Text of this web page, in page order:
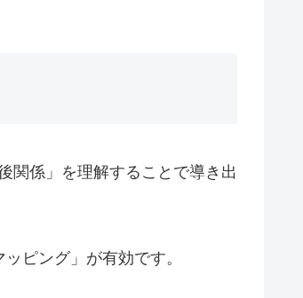
関係」を理解することで導き出
ピング」が有効です。